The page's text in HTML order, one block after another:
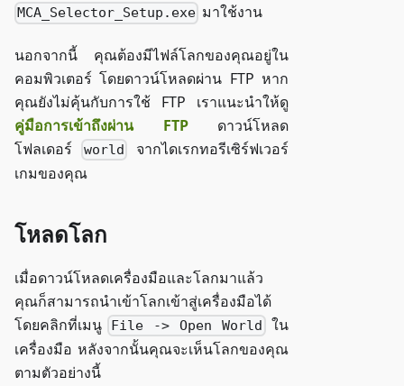
MCA_Selector_Setup.exe มาใช้งาน
นอกจากนี้ คุณต้องมีไฟล์โลกของคุณอยู่ใน
คอมพิวเตอร์ โดยดาวน์โหลดผ่าน FTP หาก
คุณยังไม่คุ้นกับการใช้ FTP เราแนะนำให้ดู
คู่มือการเข้าถึงผ่าน FTPดาวน์โหลด
โฟลเดอร์
world
จากไดเรกทอรีเซิร์ฟเวอร์
เกมของคุณ
โหลดโลก
เมื่อดาวน์โหลดเครื่องมือและโลกมาแล้ว
คุณก็สามารถนำเข้าโลกเข้าสู่เครื่องมือได้
โดยคลิกที่เมนู
File -> Open World
ใน
เครื่องมือ หลังจากนั้นคุณจะเห็นโลกของคุณ
ตามตัวอย่างนี้